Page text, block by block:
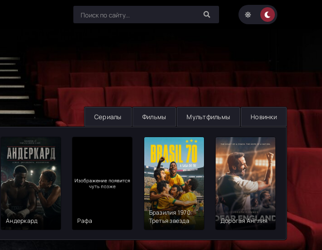
Сериалы Фильмы Мультфильмы Новинки
Андеркард Рафа
Бразилия 1970:
Третья звезда
Дорогая Англия Джеймс.